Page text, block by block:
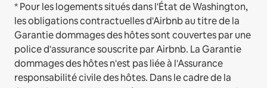
* Pour les logements situés dans l'État de Washington,
les obligations contractuelles d'Airbnb au titre de la
Garantie dommages des hôtes sont couvertes par une
police d'assurance souscrite par Airbnb. La Garantie
dommages des hôtes n'est pas liée à l'Assurance
responsabilité civile des hôtes. Dans le cadre de la